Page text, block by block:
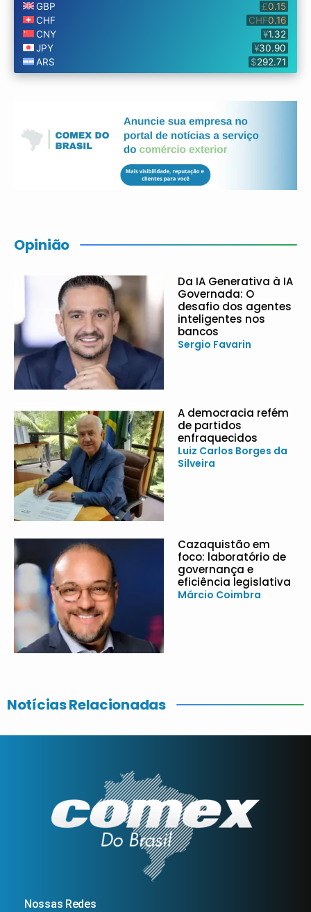
Opinião
Da IA Generativa à IA
Governada: O
desafio dos agentes
inteligentes nos
bancos
Sergio Favarin
A democracia refém
de partidos
enfraquecidos
Luiz Carlos Borges da
Silveira
Cazaquistão em
foco: laboratório de
governança e
eficiência legislativa
Márcio Coimbra
Notícias Relacionadas
Nossas Redes